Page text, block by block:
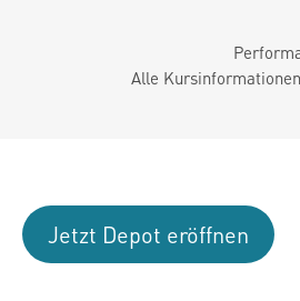
Alle
Jetzt Depot eröffnen